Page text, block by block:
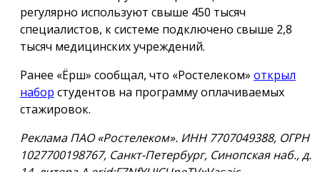
регулярно используют свыше 450 тысяч
специалистов, к системе подключено свыше 2,8
тысяч медицинских учреждений.
Ранее «Ёрш» сообщал, что «Ростелеком» открыл
набор студентов на программу оплачиваемых
стажировок.
Реклама ПАО «Ростелеком». ИНН 7707049388, ОГРН
1027700198767, Санкт-Петербург, Синопская наб., д.